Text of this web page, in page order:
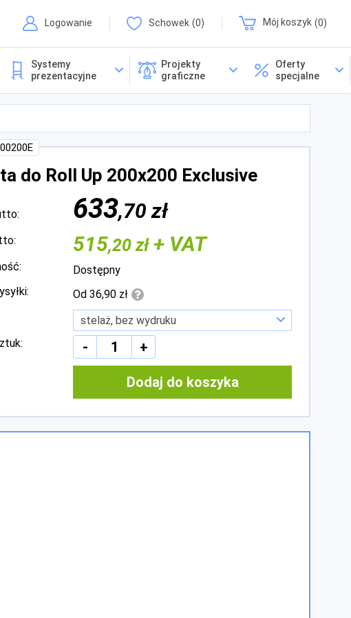
Logowanie Schowek 0 Mój koszyk 0
Systemy
prezentacyjne
Projekty
graficzne
Oferty
specjalne
do Roll Up 200x200 Exclusive
633,70 zł
515,20 zł+ VAT
Dostępny
Od 36,90 zł
- +
Dodaj do koszyka